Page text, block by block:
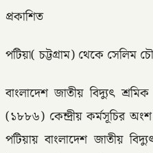
প্রকাশিত
পটিয়া( চট্টগ্রাম) থেকে সেলিম
বাংলাদেশ জাতীয় বিদ্যুৎ
(১৮৮৬) কেন্দ্রীয় কর্মসূচির অংশ
পটিয়ায় বাংলাদেশ জাতীয়